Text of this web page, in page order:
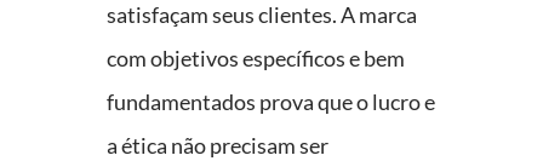
satisfaçam seus clientes. A marca
com objetivos específicos e bem
fundamentados prova que o lucro e
a ética não precisam ser